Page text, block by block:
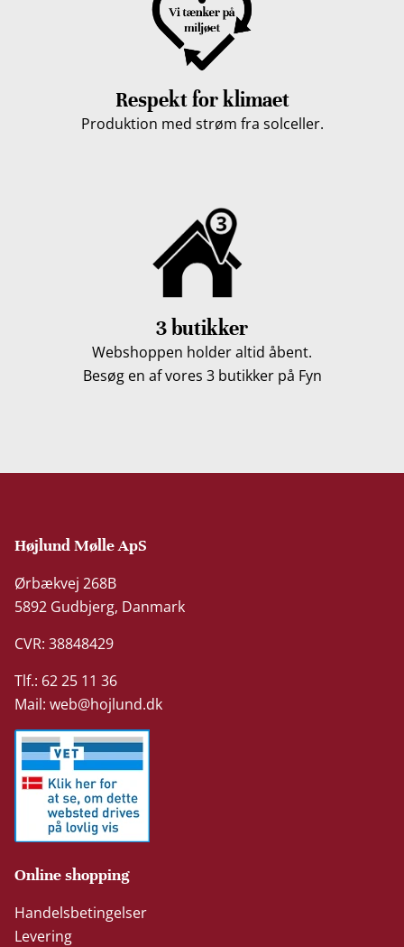
Respekt for klimaet
Produktion med strøm fra solceller.
3 butikker
Webshoppen holder altid åbent.
Besøg en af vores 3 butikker på Fyn
Højlund Mølle ApS
Ørbækvej 268B
5892 Gudbjerg, Danmark
CVR: 38848429
Tlf.: 62 25 11 36
Mail:web@hojlund.dk
Online shopping
Handelsbetingelser
Levering